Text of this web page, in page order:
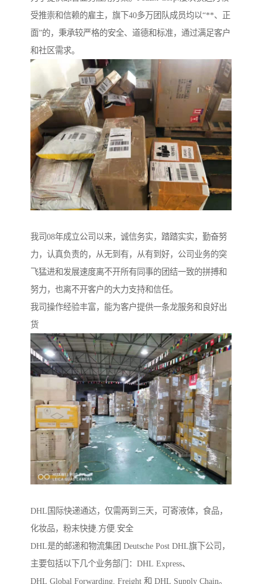
受推崇和信赖的雇主，旗下40多万团队成员均以“**、正
面”的，秉承较严格的安全、道德和标准，通过满足客户
和社区需求。
我司08年成立公司以来，诚信务实，踏踏实实，勤奋努
力，认真负责的，从无到有，从有到好，公司业务的突
飞猛进和发展速度离不开所有同事的团结一致的拼搏和
努力，也离不开客户的大力支持和信任。
我司操作经验丰富，能为客户提供一条龙服务和良好出
货
DHL国际快递通达，仅需两到三天，可寄液体，食品，
化妆品，粉末快捷.方便.安全
DHL是的邮递和物流集团 Deutsche Post DHL旗下公司，
主要包括以下几个业务部门：DHL Express、
DHL Global Forwarding, Freight 和 DHL Supply Chain。